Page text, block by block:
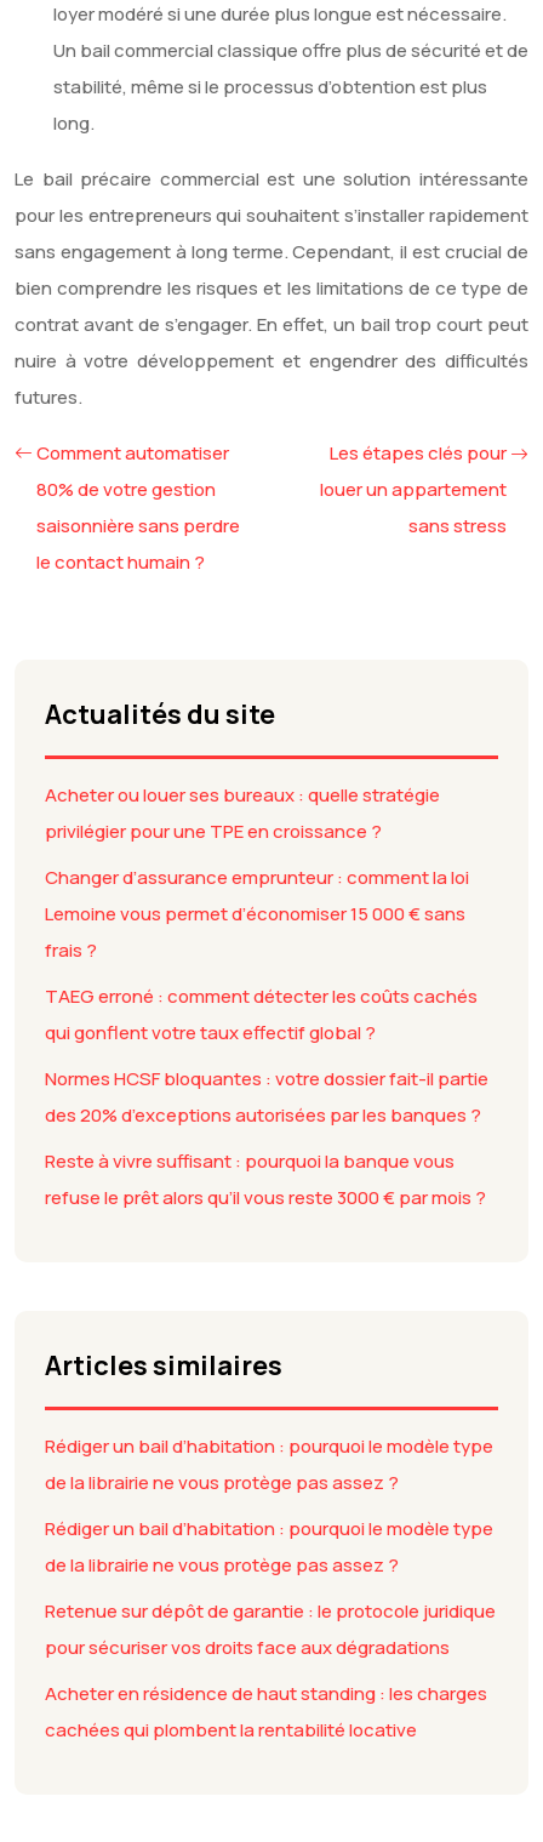
loyer modéré si une durée plus longue est nécessaire.
Un bail commercial classique offre plus de sécurité et de
stabilité, même si le processus d’obtention est plus
long.
Le bail précaire commercial est une solution intéressante
pour les entrepreneurs qui souhaitent s’installer rapidement
sans engagement à long terme. Cependant, il est crucial de
bien comprendre les risques et les limitations de ce type de
contrat avant de s’engager. En effet, un bail trop court peut
nuire à votre développement et engendrer des difficultés
futures.
Comment automatiser
80% de votre gestion
saisonnière sans perdre
le contact humain ?
Les étapes clés pour
louer un appartement
sans stress
Actualités du site
Acheter ou louer ses bureaux : quelle stratégie
privilégier pour une TPE en croissance ?
Changer d’assurance emprunteur : comment la loi
Lemoine vous permet d’économiser 15 000 € sans
frais ?
TAEG erroné : comment détecter les coûts cachés
qui gonflent votre taux effectif global ?
Normes HCSF bloquantes : votre dossier fait-il partie
des 20% d’exceptions autorisées par les banques ?
Reste à vivre suffisant : pourquoi la banque vous
refuse le prêt alors qu’il vous reste 3000 € par mois ?
Articles similaires
Rédiger un bail d’habitation : pourquoi le modèle type
de la librairie ne vous protège pas assez ?
Rédiger un bail d’habitation : pourquoi le modèle type
de la librairie ne vous protège pas assez ?
Retenue sur dépôt de garantie : le protocole juridique
pour sécuriser vos droits face aux dégradations
Acheter en résidence de haut standing : les charges
cachées qui plombent la rentabilité locative